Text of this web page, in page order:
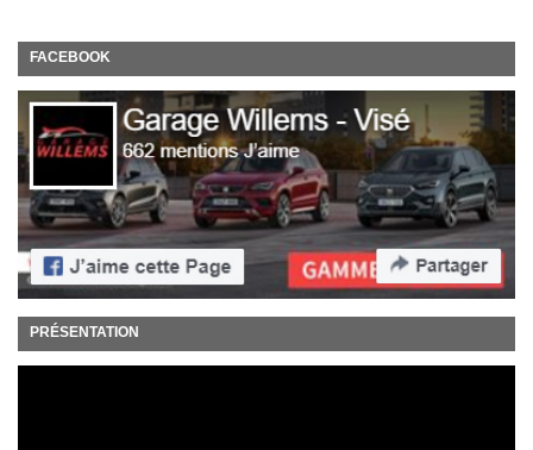
FACEBOOK
PRÉSENTATION